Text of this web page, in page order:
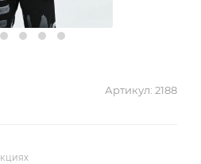
Артикул: 2188